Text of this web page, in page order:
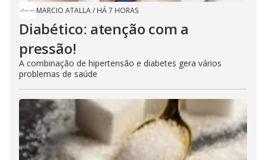
MARCIO ATALLA/ HÁ 7 HORAS
Diabético: atenção com a
pressão!
A combinação de hipertensão e diabetes gera vários
problemas de saúde